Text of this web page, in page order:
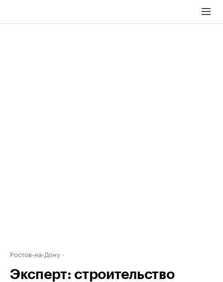
Ростов-на-Дону
Эксперт: строительство